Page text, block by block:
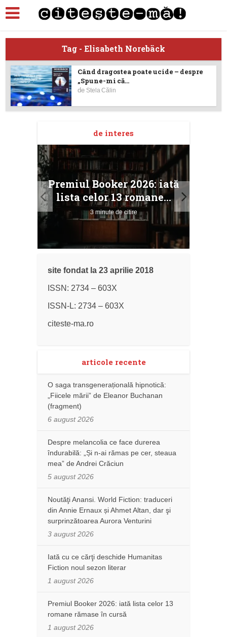
Tag - Elisabeth Norebäck
Când dragostea poate ucide – despre
„Spune-mi că...
de Stela Călin
de interes
Premiul Booker 2026: iată
lista celor 13 romane...
3 minute de citire
site fondat la 23 aprilie 2018
ISSN: 2734 – 603X
ISSN-L: 2734 – 603X
citeste-ma.ro
articole recente
O saga transgenerațională hipnotică:
„Fiicele mării” de Eleanor Buchanan
(fragment)
6 august 2026
Despre melancolia ce face durerea
îndurabilă: „Și n-ai rămas pe cer, steaua
mea” de Andrei Crăciun
5 august 2026
Noutăţi Anansi. World Fiction: traduceri
din Annie Ernaux și Ahmet Altan, dar şi
surprinzătoarea Aurora Venturini
3 august 2026
Iată cu ce cărţi deschide Humanitas
Fiction noul sezon literar
1 august 2026
Premiul Booker 2026: iată lista celor 13
romane rămase în cursă
1 august 2026